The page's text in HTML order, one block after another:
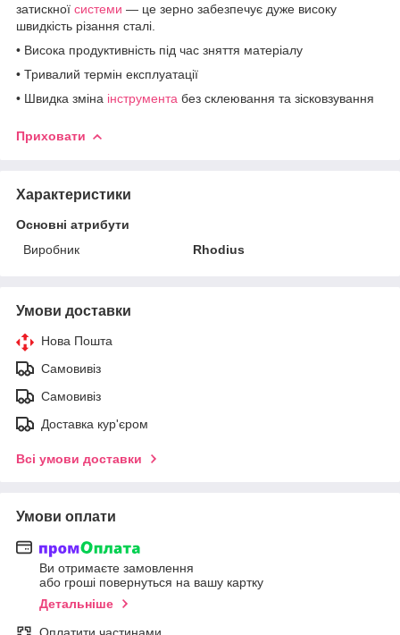
затискної системи — це зерно забезпечує дуже високу
швидкість різання сталі.
• Висока продуктивність під час зняття матеріалу
• Тривалий термін експлуатації
• Швидка зміна інструмента без склеювання та зісковзування
Приховати
Характеристики
Основні атрибути
Виробник
Rhodius
Умови доставки
Нова Пошта
Самовивіз
Самовивіз
Доставка кур'єром
Всі умови доставки
Умови оплати
Ви отримаєте замовлення
або гроші повернуться на вашу картку
Детальніше